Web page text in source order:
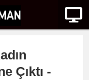
Çıktı -